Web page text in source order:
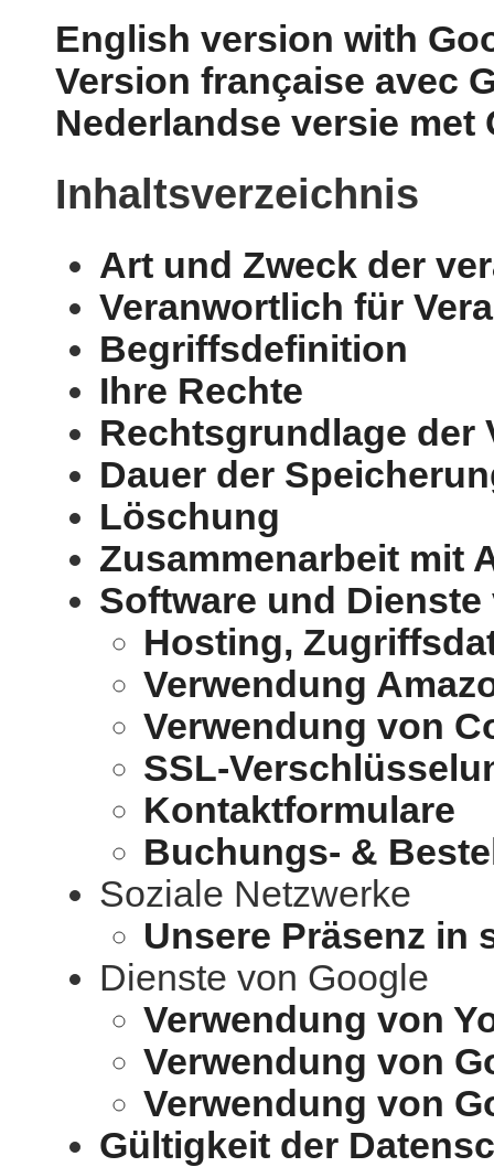
English version with
Version française avec
Nederlandse versie met
Inhaltsverzeichnis
Art und Zweck der
Veranwortlich für
Begriffsdefinition
Ihre Rechte
Rechtsgrundlage der
Dauer der
Löschung
Zusammenarbeit mit
Software und
Hosting,
Verwendung
Verwendung von
SSL-
Kontaktformulare
Buchungs- &
Soziale Netzwerke
Unsere Präsenz in
Dienste von Google
Verwendung von
Verwendung von
Verwendung von
Gültigkeit der